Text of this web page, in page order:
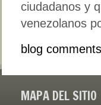
ciudadanos y
venezolanos
blog
MAPA DEL SITIO